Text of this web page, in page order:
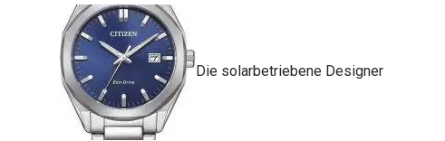
Die solarbetriebene Designer